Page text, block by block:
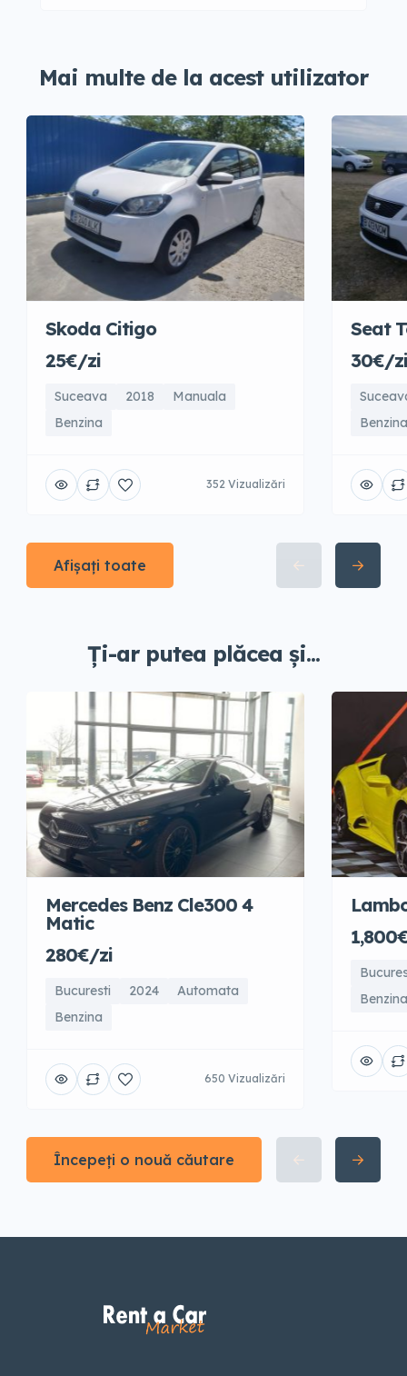
Mai multe de la acest utilizator
Skoda Citigo
25€/zi
Suceava 2018
Manuala
Benzina
352 Vizualizări
Seat
30€/zi
Benzina
Afișați toate
Ți-ar putea plăcea și...
Mercedes Benz Cle300 4
Matic
280€/zi
Bucuresti 2024
Automata
Benzina
650 Vizualizări
Benzina
Începeți o nouă căutare